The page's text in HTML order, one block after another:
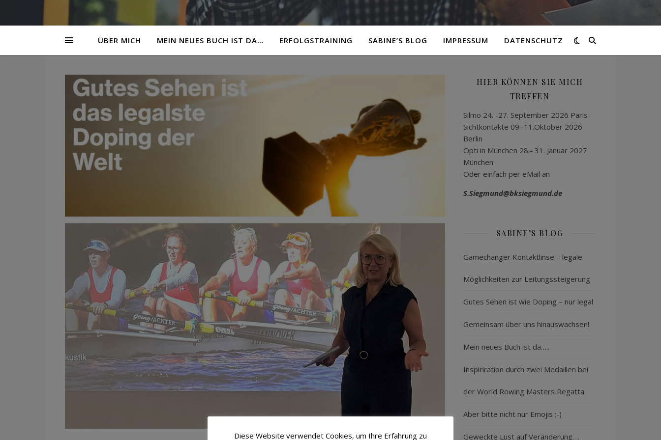
ÜBER MICH MEIN NEUES BUCH IST DA… ERFOLGSTRAINING SABINE’S BLOG IMPRESSUM DATENSCHUTZ
HIER KÖNNEN SIE MICH
TREFFEN
Silmo 24. -27. September 2026 Paris
Sichtkontakte 09.-11.Oktober 2026
Berlin
Opti in München 28.- 31. Januar 2027
München
Oder einfach per eMail an
S.Siegmund@bksiegmund.de
SABINE’S BLOG
Gamechanger Kontaktlinse – legale
Möglichkeiten zur Leitungssteigerung
Gutes Sehen ist wie Doping – nur legal
Gemeinsam über uns hinauswachsen!
Mein neues Buch ist da…..
Inspiriration durch zwei Medaillen bei
der World Rowing Masters Regatta
Aber bitte nicht nur Emojis ;-)
Geweckte Lust auf Veränderung….
Diese Website verwendet Cookies, um Ihre Erfahrung zu